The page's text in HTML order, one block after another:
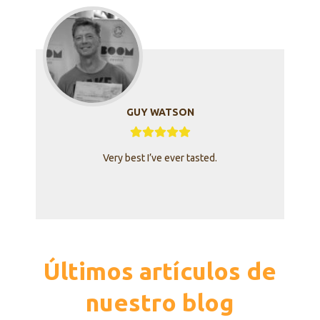
GUY WATSON
Very best I’ve ever tasted.
Últimos artículos de
nuestro blog